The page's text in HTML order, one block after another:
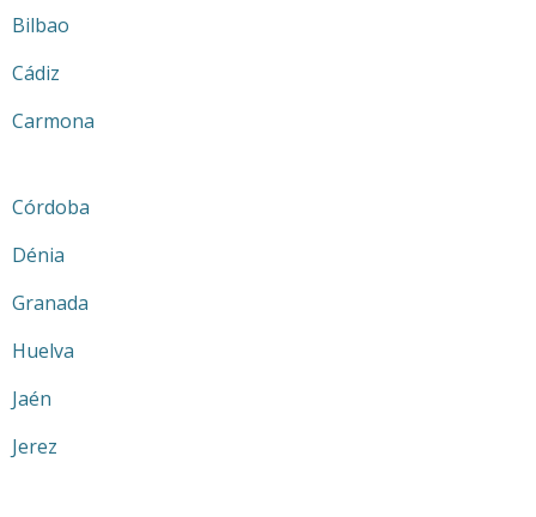
Bilbao
Cádiz
Carmona
Córdoba
Dénia
Granada
Huelva
Jaén
Jerez